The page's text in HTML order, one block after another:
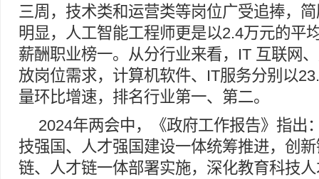
三周，技术类和运营类等岗位广受追捧，
明显，人工智能工程师更是以2.4万元的平
薪酬职业榜一。从分行业来看，IT 互联网
放岗位需求，计算机软件、IT服务分别以
量环比增速，排名行业第一、第二。
2024年两会中，《政府工作报告》指出
技强国、人才强国建设一体统筹推进，创
链、人才链一体部署实施，深化教育科技